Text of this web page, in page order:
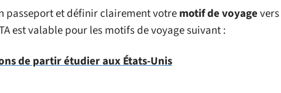
passeport et définir clairement votremotif de voyagevers
est valable pour les motifs de voyage suivant :
de partir étudier aux États-Unis